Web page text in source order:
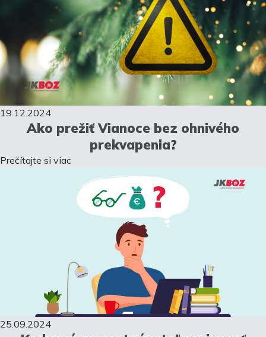
19.12.2024
Ako prežiť Vianoce bez ohnivého
prekvapenia?
Prečítajte si viac
25.09.2024